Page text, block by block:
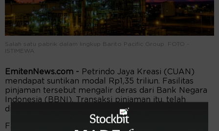
Salah satu pabrik dalam lingkup Barito Pacific Group. FOTO -
ISTIMEWA
EmitenNews.com - Petrindo Jaya Kreasi (CUAN)
mendapat suntikan modal Rp1,35 triliun. Fasilitas
pinjaman tersebut mengalir deras dari Bank Negara
Indonesia (BBNI). Transaksi pinjaman itu, telah
diteken pada 15 Februari 2024.
Fasilitas tersebut didapat secara kolektif bersama